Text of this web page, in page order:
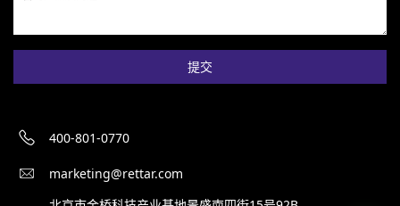
提交
400-801-0770
marketing@rettar.com